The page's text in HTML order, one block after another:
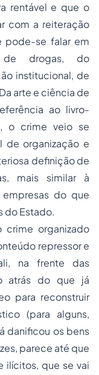
rentável e que o
com a reiteração
pode-se falar em
de drogas, do
institucional, de
arte e ciência de
ao livro-
o crime veio se
de organização e
definição de
mais similar à
do que
do Estado.
crime organizado
repressor e
na frente das
atrás do que já
para reconstruir
(para alguns,
danificou os bens
parece até que
ilícitos, que se vai